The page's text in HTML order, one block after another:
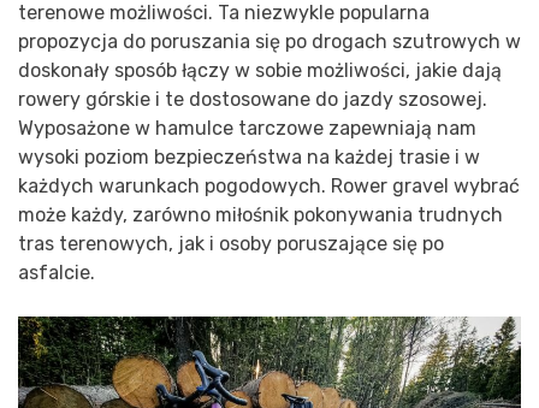
terenowe możliwości. Ta niezwykle popularna
propozycja do poruszania się po drogach szutrowych w
doskonały sposób łączy w sobie możliwości, jakie dają
rowery górskie i te dostosowane do jazdy szosowej.
Wyposażone w hamulce tarczowe zapewniają nam
wysoki poziom bezpieczeństwa na każdej trasie i w
każdych warunkach pogodowych. Rower gravel wybrać
może każdy, zarówno miłośnik pokonywania trudnych
tras terenowych, jak i osoby poruszające się po
asfalcie.